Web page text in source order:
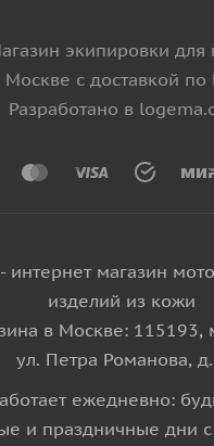
экипировки для
Москве с доставкой
Разработано в
интернет магазин
изделий из кожи
в Москве: 115193,
ул. Петра Романова,
ежедневно:
и праздничные дни